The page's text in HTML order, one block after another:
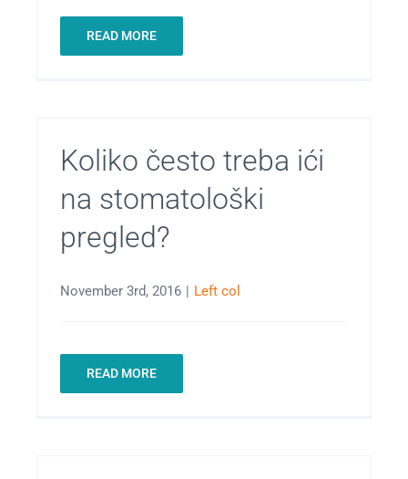
READ MORE
Koliko često treba ići
na stomatološki
pregled?
November 3rd, 2016 | Left col
READ MORE